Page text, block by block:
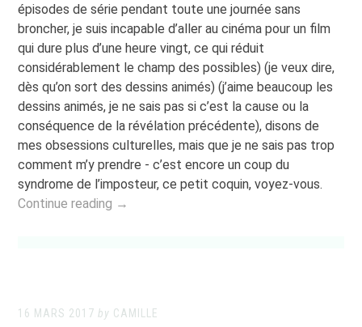
épisodes de série pendant toute une journée sans
broncher, je suis incapable d’aller au cinéma pour un film
qui dure plus d’une heure vingt, ce qui réduit
considérablement le champ des possibles) (je veux dire,
dès qu’on sort des dessins animés) (j’aime beaucoup les
dessins animés, je ne sais pas si c’est la cause ou la
conséquence de la révélation précédente), disons de
mes obsessions culturelles, mais que je ne sais pas trop
comment m’y prendre - c’est encore un coup du
syndrome de l’imposteur, ce petit coquin, voyez-vous.
Continue reading →
16 MARS 2017 by CAMILLE